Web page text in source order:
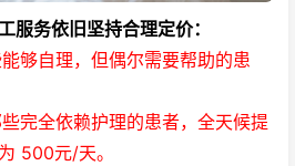
服务依旧坚持合理定价：
够自理，但偶尔需要帮助的患
完全依赖护理的患者，全天候提
500元/天。